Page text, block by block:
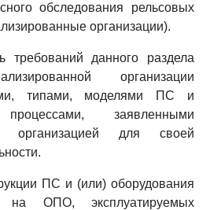
обследования рельсовых
организации).
требований данного раздела
организации
типами, моделями ПС и
процессами, заявленными
организацией для своей
ПС и (или) оборудования
ОПО, эксплуатируемых